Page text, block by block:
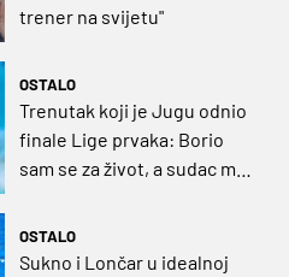
trener na svijetu"
OSTALO
Trenutak koji je Jugu odnio
finale Lige prvaka: Borio
sam se za život, a sudac mi
OSTALO
Sukno i Lončar u idealnoj